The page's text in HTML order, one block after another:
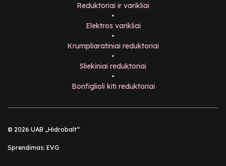
Reduktoriai ir varikliai
•
Elektros varikliai
•
Krumpliaratiniai reduktoriai
•
Sliekiniai reduktoriai
•
Bonfiglioli kiti reduktoriai
© 2026 UAB „Hidrobalt“
Sprendimas: EVG